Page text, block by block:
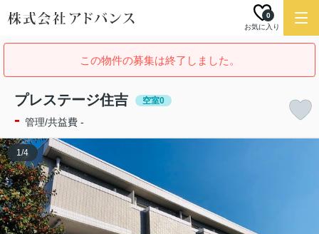
お気に入り
0
この物件の募集は終了しました。
プレステージ住吉 空室0
- 管理/共益費 -
1/4